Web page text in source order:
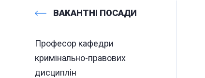
ВАКАНТНІ ПОСАДИ
Професор кафедри
кримінально-правових
дисциплін